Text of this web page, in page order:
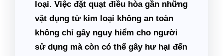
loại. Việc đặt quạt điều hòa gần những
vật dụng từ kim loại không an toàn
không chỉ gây nguy hiểm cho người
sử dụng mà còn có thể gây hư hại đến